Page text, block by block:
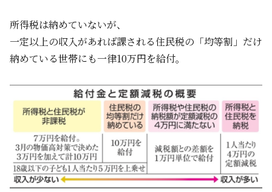
所得税は納めていないが、
一定以上の収入があれば課される住民税の「均等割」だけ
納めている世帯にも一律10万円を給付。